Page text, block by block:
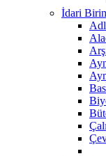
İdari